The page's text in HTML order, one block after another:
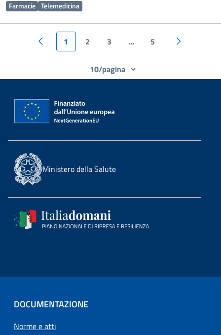
Farmacie Telemedicina
Pagina precedente
1 2 3 ... 5 Pagina
Ministero della Salute
DOCUMENTAZIONE
Norme e atti